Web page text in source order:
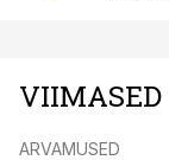
VIIMASED
ARVAMUSED